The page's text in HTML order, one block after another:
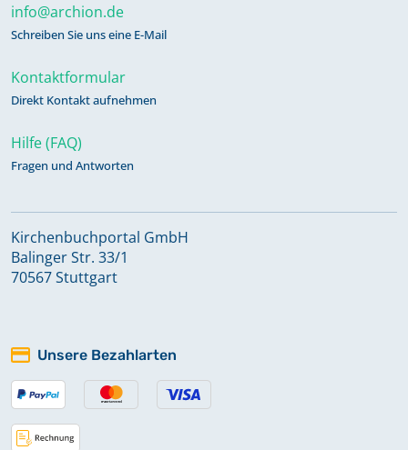
info@archion.de
Schreiben Sie uns eine E-Mail
Kontaktformular
Direkt Kontakt aufnehmen
Hilfe (FAQ)
Fragen und Antworten
Kirchenbuchportal GmbH
Balinger Str. 33/1
70567 Stuttgart
Unsere Bezahlarten